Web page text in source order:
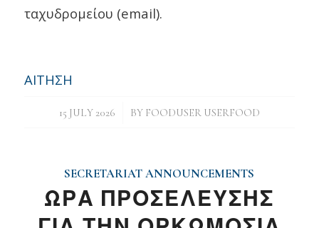
ταχυδρομείου (email).
ΑΙΤΗΣΗ
15 JULY 2026
/ BY FOODUSER USERFOOD
SECRETARIAT ANNOUNCEMENTS
ΩΡΑ ΠΡΟΣΕΛΕΥΣΗΣ